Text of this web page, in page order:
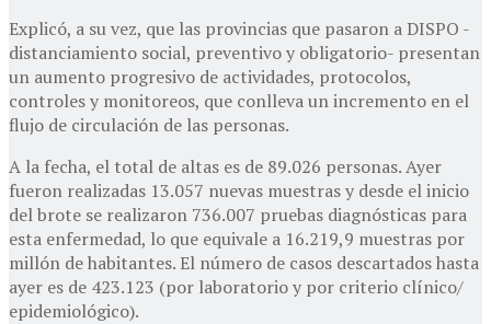
Explicó, a su vez, que las provincias que pasaron a DISPO -
distanciamiento social, preventivo y obligatorio- presentan
un aumento progresivo de actividades, protocolos,
controles y monitoreos, que conlleva un incremento en el
flujo de circulación de las personas.
A la fecha, el total de altas es de 89.026 personas. Ayer
fueron realizadas 13.057 nuevas muestras y desde el inicio
del brote se realizaron 736.007 pruebas diagnósticas para
esta enfermedad, lo que equivale a 16.219,9 muestras por
millón de habitantes. El número de casos descartados hasta
ayer es de 423.123 (por laboratorio y por criterio clínico/
epidemiológico).